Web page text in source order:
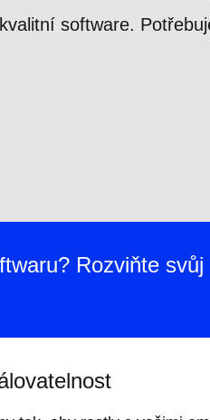
software.
Rozviňte